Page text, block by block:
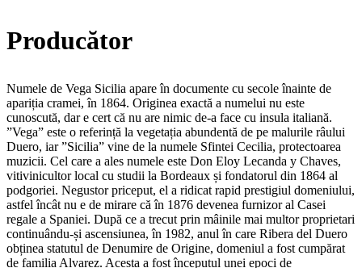
Producător
Numele de Vega Sicilia apare în documente cu secole înainte de
apariția cramei, în 1864. Originea exactă a numelui nu este
cunoscută, dar e cert că nu are nimic de-a face cu insula italiană.
”Vega” este o referință la vegetația abundentă de pe malurile râului
Duero, iar ”Sicilia” vine de la numele Sfintei Cecilia, protectoarea
muzicii. Cel care a ales numele este Don Eloy Lecanda y Chaves,
vitivinicultor local cu studii la Bordeaux și fondatorul din 1864 al
podgoriei. Negustor priceput, el a ridicat rapid prestigiul domeniului,
astfel încât nu e de mirare că în 1876 devenea furnizor al Casei
regale a Spaniei. După ce a trecut prin mâinile mai multor proprietari
continuându-și ascensiunea, în 1982, anul în care Ribera del Duero
obținea statutul de Denumire de Origine, domeniul a fost cumpărat
de familia Alvarez. Acesta a fost începutul unei epoci de